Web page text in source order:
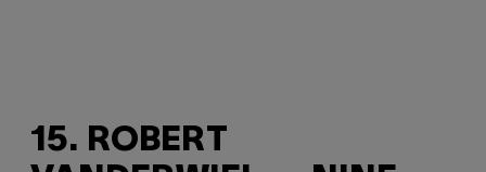
15. ROBERT